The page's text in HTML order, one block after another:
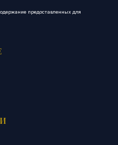
предоставленных для